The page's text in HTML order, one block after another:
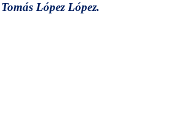
Tomás López López.